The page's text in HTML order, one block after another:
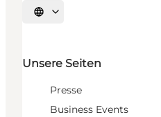
Sprache auswählen
Unsere Seiten
Presse
Business Events